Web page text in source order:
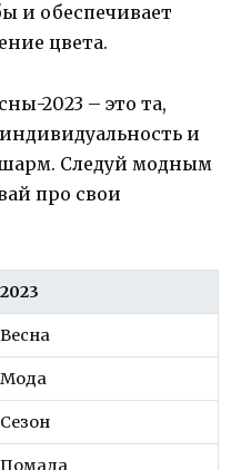
и обеспечивает
цвета.
2023 – это та,
и
Следуй модным
про свои
2023
Весна
Мода
Сезон
Помада